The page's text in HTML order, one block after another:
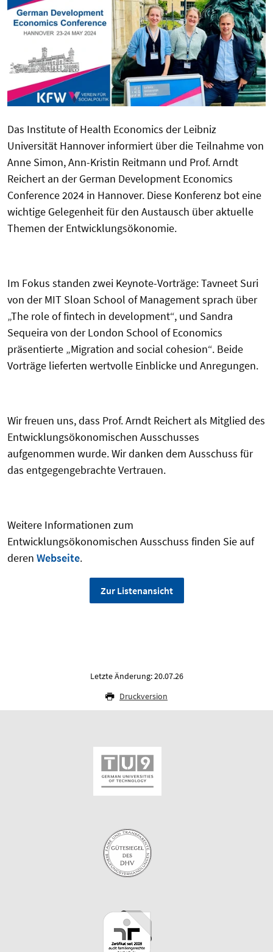
Das Institute of Health Economics der Leibniz
Universität Hannover informiert über die Teilnahme von
Anne Simon, Ann-Kristin Reitmann und Prof. Arndt
Reichert an der German Development Economics
Conference 2024 in Hannover. Diese Konferenz bot eine
wichtige Gelegenheit für den Austausch über aktuelle
Themen der Entwicklungsökonomie.
Im Fokus standen zwei Keynote-Vorträge: Tavneet Suri
von der MIT Sloan School of Management sprach über
„The role of fintech in development“, und Sandra
Sequeira von der London School of Economics
präsentierte „Migration and social cohesion“. Beide
Vorträge lieferten wertvolle Einblicke und Anregungen.
Wir freuen uns, dass Prof. Arndt Reichert als Mitglied des
Entwicklungsökonomischen Ausschusses
aufgenommen wurde. Wir danken dem Ausschuss für
das entgegengebrachte Vertrauen.
Weitere Informationen zum
Entwicklungsökonomischen Ausschuss finden Sie auf
deren Webseite.
Zur Listenansicht
Letzte Änderung: 20.07.26
Druckversion